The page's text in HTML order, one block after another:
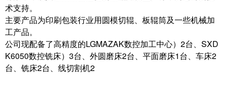
术支持。
主要产品为印刷包装行业用圆模切辊、板辊筒及一些机械加
工产品。
公司现配备了高精度的LGMAZAK数控加工中心）2台、SXD
K6050数控铣床）3台、外圆磨床2台、平面磨床1台、车床2
台、铣床2台、线切割机2